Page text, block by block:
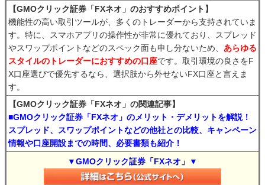
【GMOクリック証券「FXネオ」のおすすめポイント】
機能性の高い取引ツールが、多くのトレーダーから支持されていま
す。特に、スマホアプリの操作性が非常に優れており、スプレッド
やスワップポイントなどのスペック面も申し分ないため、 あらゆる
スタイルのトレーダーにおすすめの口座です。取引環境の良さをF
X口座選びで優先するなら、選択肢から外せないFX口座と言えま
す。
【GMOクリック証券「FXネオ」の関連記事】
■GMOクリック証券「FXネオ」のメリット・デメリットを解説！
スプレッド、スワップポイントなどの他社との比較、キャンペーン
情報や口座開設までの時間、必要書類も紹介！
▼GMOクリック証券「FXネオ」▼